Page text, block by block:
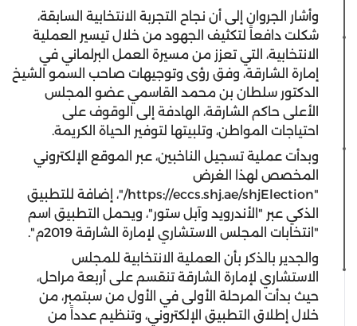
وأشار الجروان إلى أن نجاح التجربة الانتخابية السابقة،
شكلت دافعاً لتكثيف الجهود من خلال تيسير العملية
الانتخابية، التي تعزز من مسيرة العمل البرلماني في
إمارة الشارقة، وفق رؤى وتوجيهات صاحب السمو الشيخ
الدكتور سلطان بن محمد القاسمي عضو المجلس
الأعلى حاكم الشارقة، الهادفة إلى الوقوف على
احتياجات المواطن، وتلبيتها لتوفير الحياة الكريمة.
وبدأت عملية تسجيل الناخبين، عبر الموقع الإلكتروني
المخصص لهذا الغرض
"https://eccs.shj.ae/shjElection/"، إضافة للتطبيق
الذكي عبر "الأندرويد وآبل ستور"، ويحمل التطبيق اسم
"انتخابات المجلس الاستشاري لإمارة الشارقة 2019م".
والجدير بالذكر بأن العملية الانتخابية للمجلس
الاستشاري لإمارة الشارقة تنقسم على أربعة مراحل،
حيث بدأت المرحلة الأولى في الأول من سبتمبر، من
خلال إطلاق التطبيق الإلكتروني، وتنظيم عدداً من